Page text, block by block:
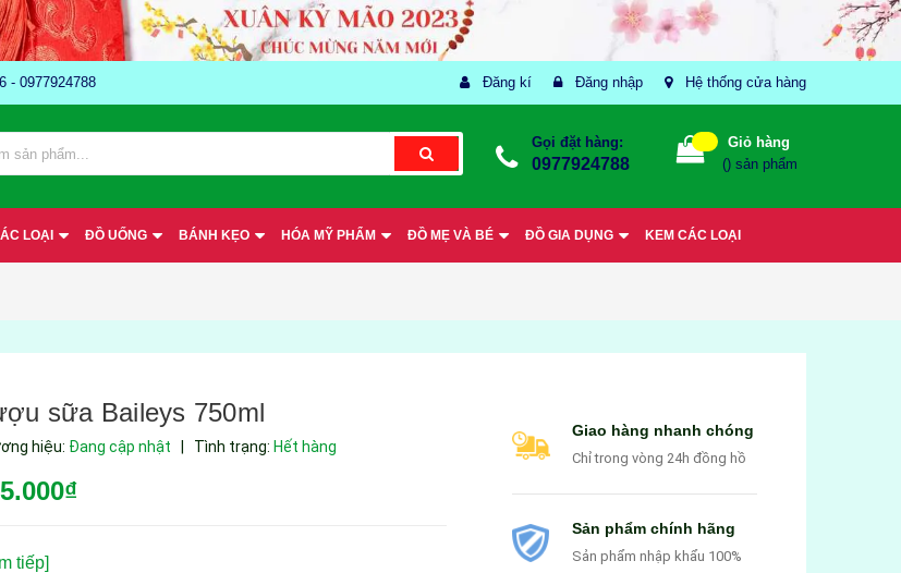
- 0977924788 Đăng kí Đăng nhập Hệ thống cửa hàng
Gọi đặt hàng:
0977924788
Giỏ hàng
() sản phẩm
LOẠI ĐỒ UỐNG BÁNH KẸO HÓA MỸ PHẨM ĐỒ MẸ VÀ BÉ ĐỒ GIA DỤNG KEM CÁC LOẠI
sữa Baileys 750ml
hiệu: Đang cập nhật Tình trạng: Hết hàng
tiếp]
Giao hàng nhanh chóng
Chỉ trong vòng 24h đồng hồ
Sản phẩm chính hãng
Sản phẩm nhập khẩu 100%